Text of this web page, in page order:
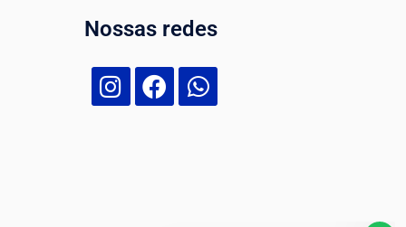
Nossas redes
Nossa equipe de suporte ao cliente